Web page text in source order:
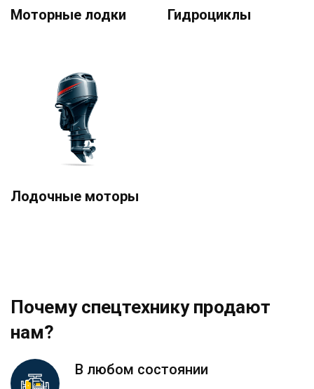
Моторные лодки Гидроциклы
Лодочные моторы
Почему спецтехнику продают
нам?
В любом состоянии